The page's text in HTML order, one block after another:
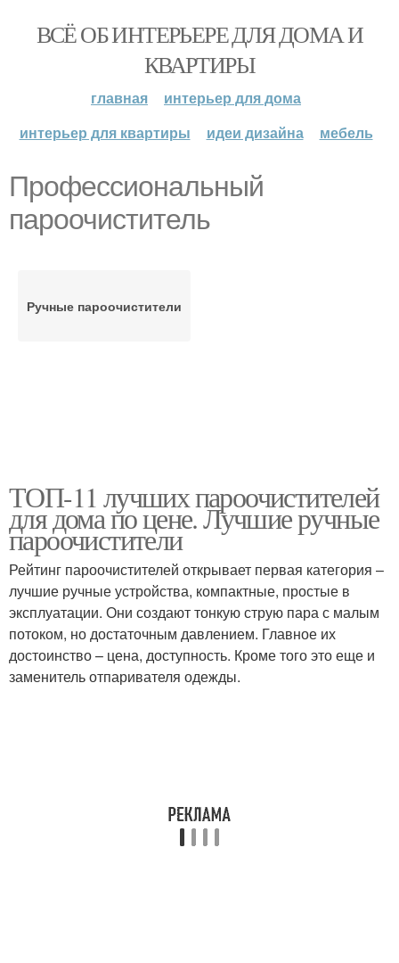
ВСЁ ОБ ИНТЕРЬЕРЕ ДЛЯ ДОМА И
КВАРТИРЫ
главная
интерьер для дома
интерьер для квартиры
идеи дизайна мебель
Профессиональный
пароочиститель
Ручные пароочистители
ТОП-11 лучших пароочистителей
для дома по цене. Лучшие ручные
пароочистители
Рейтинг пароочистителей открывает первая категория –
лучшие ручные устройства, компактные, простые в
эксплуатации. Они создают тонкую струю пара с малым
потоком, но достаточным давлением. Главное их
достоинство – цена, доступность. Кроме того это еще и
заменитель отпаривателя одежды.